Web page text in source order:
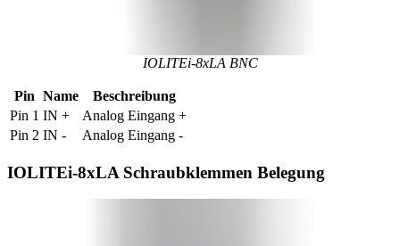
IOLITEi-8xLA BNC
Pin Name
Beschreibung
Pin 1 IN +
Analog Eingang +
Pin 2 IN - Analog Eingang -
IOLITEi-8xLA Schraubklemmen Belegung